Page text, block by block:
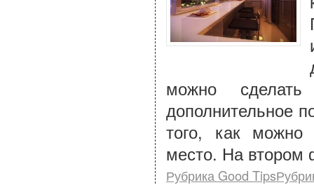
можно
дополнительное
того, как можно
место. На
Рубрика Good